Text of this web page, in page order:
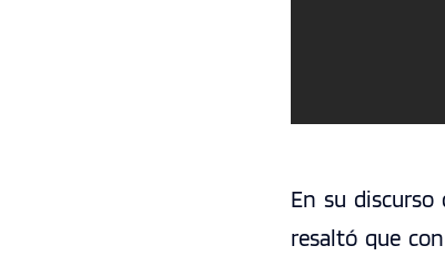
En su discurso
resaltó que